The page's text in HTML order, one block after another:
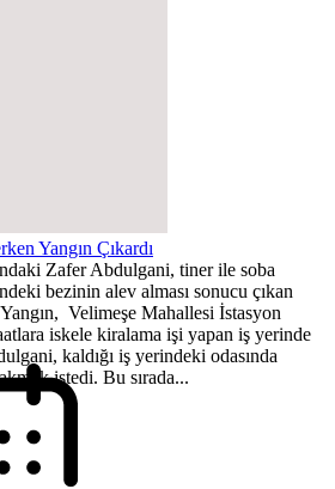
Yangın Çıkardı
Zafer Abdulgani, tiner ile soba
bezinin alev alması sonucu çıkan
Velimeşe Mahallesi İstasyon
iskele kiralama işi yapan iş yerinde
kaldığı iş yerindeki odasında
istedi. Bu sırada...